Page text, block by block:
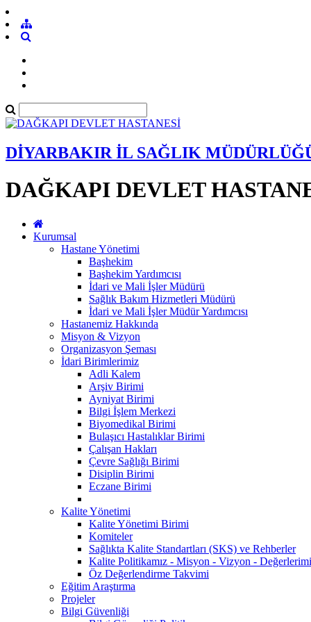
DİYARBAKIR İL SAĞLIK
DAĞKAPI DEVLET
Kurumsal
Hastane Yönetimi
Başhekim
Başhekim Yardımcısı
İdari ve Mali İşler Müdürü
Sağlık Bakım Hizmetleri Müdürü
İdari ve Mali İşler Müdür Yardımcısı
Hastanemiz Hakkında
Misyon & Vizyon
Organizasyon Şeması
İdari Birimlerimiz
Adli Kalem
Arşiv Birimi
Ayniyat Birimi
Bilgi İşlem Merkezi
Biyomedikal Birimi
Bulaşıcı Hastalıklar Birimi
Çalışan Hakları
Çevre Sağlığı Birimi
Disiplin Birimi
Eczane Birimi
Kalite Yönetimi
Kalite Yönetimi Birimi
Komiteler
Sağlıkta Kalite Standartları (SKS) ve Rehberler
Kalite Politikamız - Misyon - Vizyon -
Öz Değerlendirme Takvimi
Eğitim Araştırma
Projeler
Bilgi Güvenliği